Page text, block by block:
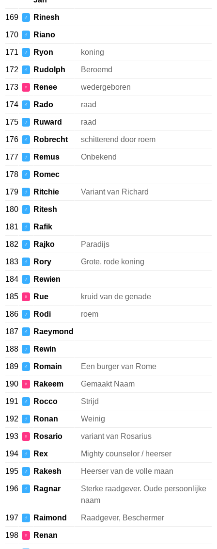
169 ♂ Rinesh
170 ♂ Riano
171 ♂ Ryon koning
172 ♂ Rudolph Beroemd
173 ♀ Renee wedergeboren
174 ♂ Rado raad
175 ♂ Ruward raad
176 ♂ Robrecht schitterend door roem
177 ♂ Remus Onbekend
178 ♂ Romec
179 ♂ Ritchie Variant van Richard
180 ♂ Ritesh
181 ♂ Rafik
182 ♂ Rajko Paradijs
183 ♂ Rory Grote, rode koning
184 ♂ Rewien
185 ♀ Rue kruid van de genade
186 ♂ Rodi roem
187 ♂ Raeymond
188 ♂ Rewin
189 ♂ Romain Een burger van Rome
190 ♀ Rakeem Gemaakt Naam
191 ♂ Rocco Strijd
192 ♂ Ronan Weinig
193 ♀ Rosario variant van Rosarius
194 ♂ Rex Mighty counselor / heerser
195 ♂ Rakesh Heerser van de volle maan
196 ♂ Ragnar
Sterke raadgever. Oude persoonlijke
naam
197 ♂ Raimond Raadgever, Beschermer
198 ♀ Renan